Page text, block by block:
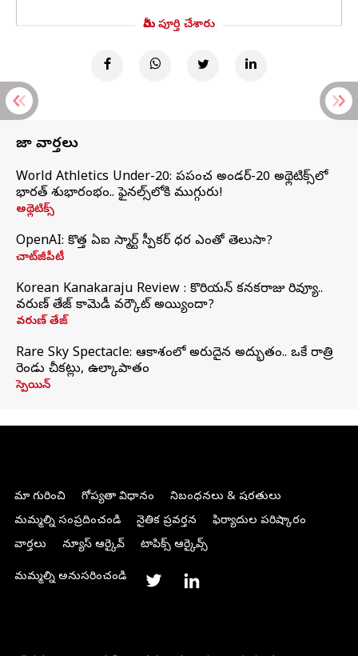
మీరు పూర్తి చేశారు
తాజా వార్తలు
World Athletics Under-20: ప్రపంచ అండర్-20 అథ్లెటిక్స్‌లో
భారత్‌ శుభారంభం.. ఫైనల్స్‌లోకి ముగ్గురు!
అథ్లెటిక్స్
OpenAI: కొత్త ఏఐ స్మార్ట్ స్పీకర్ ధర ఎంతో తెలుసా?
చాట్‌జీపీటీ
Korean Kanakaraju Review : కొరియన్ కనకరాజు రివ్యూ..
వరుణ్ తేజ్ కామెడీ వర్కౌట్ అయ్యిందా?
వరుణ్ తేజ్
Rare Sky Spectacle: ఆకాశంలో అరుదైన అద్భుతం.. ఒకే రాత్రి
రెండు చీకట్లు, ఉల్కాపాతం
స్పెయిన్
మా గురించి గోప్యతా విధానం
నిబంధనలు & షరతులు
మమ్మల్ని సంప్రదించండి
నైతిక ప్రవర్తన
ఫిర్యాదుల పరిష్కారం
వార్తలు
న్యూస్ ఆర్కైవ్ టాపిక్స్ ఆర్కైవ్స్
మమ్మల్ని అనుసరించండి